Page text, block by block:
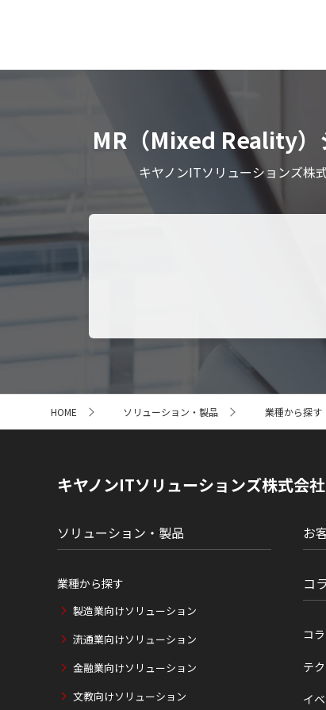
MR（Mixed Reality）
キヤノンITソリューションズ株
ト
HOME ソリューション・製品 業種から探す
キヤノンITソリューションズ株式会社
ソリューション・製品
業種から探す
製造業向けソリューション
流通業向けソリューション
金融業向けソリューション
文教向けソリューション
お
コ
コ
テ
イ